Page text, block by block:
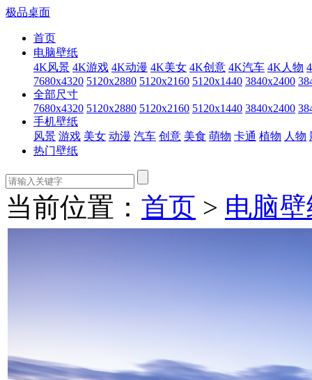
极品桌面
首页
电脑壁纸
4K风景 4K游戏 4K动漫 4K美女 4K创意 4K汽车 4K人物
7680x4320 5120x2880 5120x2160 5120x1440 3840x2400
全部尺寸
7680x4320 5120x2880 5120x2160 5120x1440 3840x2400
手机壁纸
风景 游戏 美女 动漫 汽车 创意 美食 萌物 卡通 植物 人物
热门壁纸
当前位置： 首页 > 电脑